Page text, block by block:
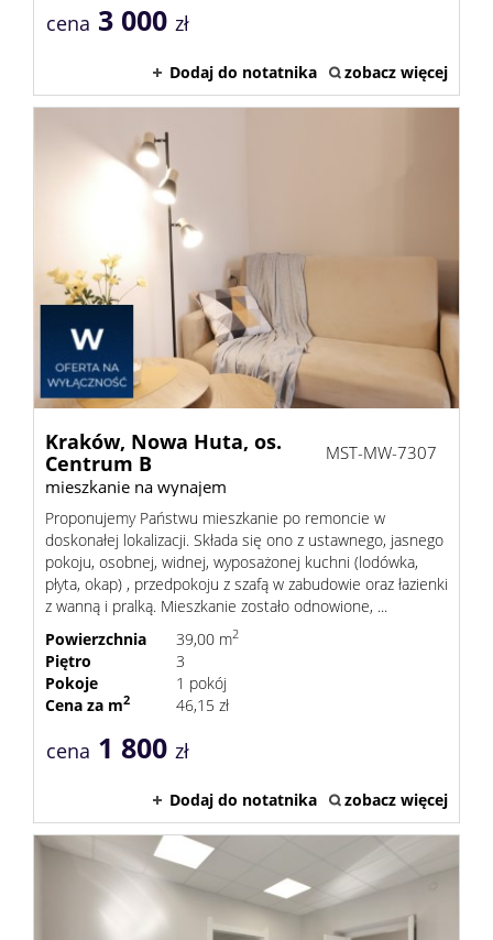
Polityka
Finanse
cena 3 000 zł
Dodaj do notatnika zobacz więcej
Kraków, Nowa Huta, os.
Centrum B
mieszkanie na wynajem
MST-MW-7307
Proponujemy Państwu mieszkanie po remoncie w
doskonałej lokalizacji. Składa się ono z ustawnego, jasnego
pokoju, osobnej, widnej, wyposażonej kuchni (lodówka,
płyta, okap) , przedpokoju z szafą w zabudowie oraz łazienki
z wanną i pralką. Mieszkanie zostało odnowione, ...
Powierzchnia
39,00 m2
Piętro
3
Pokoje
1 pokój
Cena za m2 46,15 zł
cena 1 800 zł
Dodaj do notatnika zobacz więcej